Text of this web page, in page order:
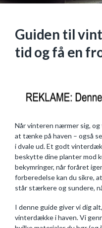
Guiden til
tid og få en
Når vinteren nærmer sig,
at tænke på haven – også
i dvale ud. Et godt
beskytte dine planter mod
bekymringer, når foråret
forberedelse kan du sikre,
står stærkere og sundere,
I denne guide giver vi dig
vinterdække i haven. Vi